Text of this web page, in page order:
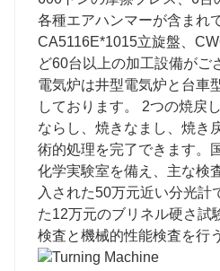
各種エアハンマーが含まれ
CA5116E*1015立旋盤、
ど60台以上の加工設備がご
電気炉は井型電気炉と台車
しております。 2つの焼戻
ならし、焼きなまし、焼き
術的処理を完了できます。
化学実験室を備え、主な検
入された50万元近い分光計
た12万元のブリネル硬さ試
検査と機械的性能検査を行